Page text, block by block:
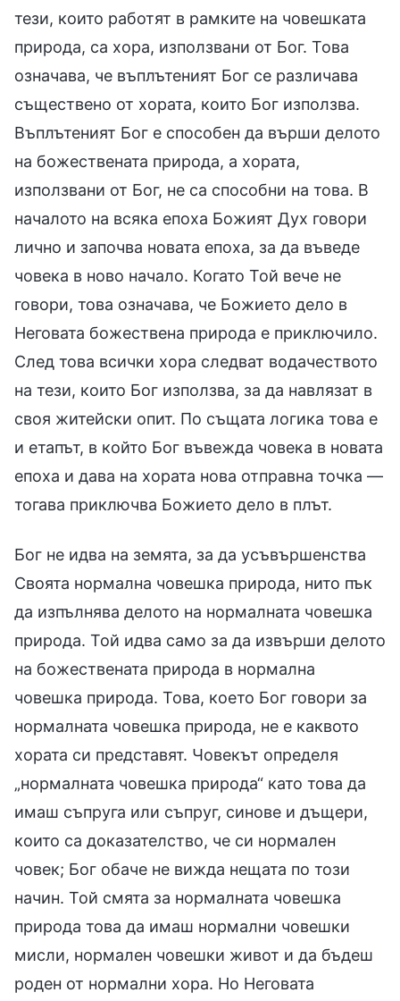
тези, които работят в рамките на човешката
природа, са хора, използвани от Бог. Това
означава, че въплътеният Бог се различава
съществено от хората, които Бог използва.
Въплътеният Бог е способен да върши делото
на божествената природа, а хората,
използвани от Бог, не са способни на това. В
началото на всяка епоха Божият Дух говори
лично и започва новата епоха, за да въведе
човека в ново начало. Когато Той вече не
говори, това означава, че Божието дело в
Неговата божествена природа е приключило.
След това всички хора следват водачеството
на тези, които Бог използва, за да навлязат в
своя житейски опит. По същата логика това е
и етапът, в който Бог въвежда човека в новата
епоха и дава на хората нова отправна точка —
тогава приключва Божието дело в плът.
Бог не идва на земята, за да усъвършенства
Своята нормална човешка природа, нито пък
да изпълнява делото на нормалната човешка
природа. Той идва само за да извърши делото
на божествената природа в нормална
човешка природа. Това, което Бог говори за
нормалната човешка природа, не е каквото
хората си представят. Човекът определя
„нормалната човешка природа“ като това да
имаш съпруга или съпруг, синове и дъщери,
които са доказателство, че си нормален
човек; Бог обаче не вижда нещата по този
начин. Той смята за нормалната човешка
природа това да имаш нормални човешки
мисли, нормален човешки живот и да бъдеш
роден от нормални хора. Но Неговата